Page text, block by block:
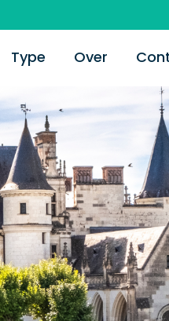
Type Over